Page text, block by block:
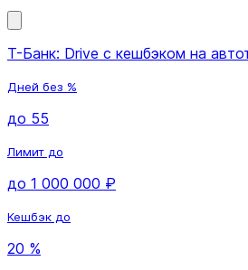
Т-Банк: Drive с кешбэком на
Дней без %
до 55
Лимит до
до 1 000 000 ₽
Кешбэк до
20 %